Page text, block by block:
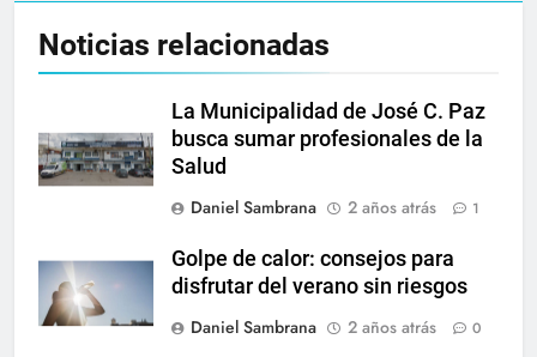
Noticias relacionadas
La Municipalidad de José C. Paz
busca sumar profesionales de la
Salud
Daniel Sambrana
2 años atrás 1
Golpe de calor: consejos para
disfrutar del verano sin riesgos
Daniel Sambrana
2 años atrás 0